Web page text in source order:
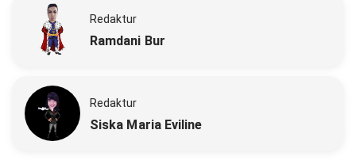
Redaktur
Ramdani Bur
Redaktur
Siska Maria Eviline